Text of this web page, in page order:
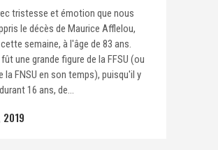
tristesse et émotion que nous
le décès de Maurice Afflelou,
semaine, à l'âge de 83 ans.
une grande figure de la FFSU (ou
la FNSU en son temps), puisqu'il y
16 ans, de...